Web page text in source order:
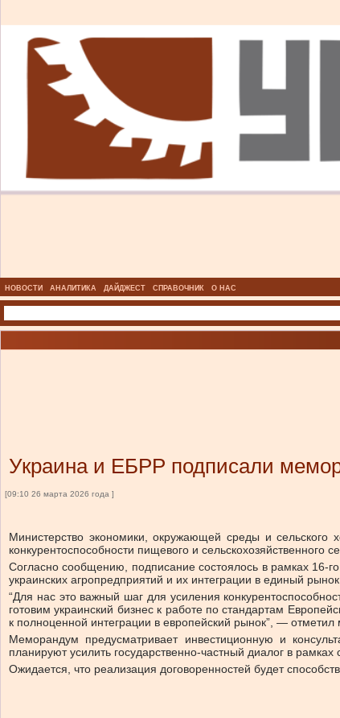
НОВОСТИ АНАЛИТИКА ДАЙДЖЕСТ СПРАВОЧНИК О НАС
Украина и ЕБРР подписали
[09:10 26 марта 2026 года ]
Министерство экономики, окружающей среды и
конкурентоспособности пищевого и сельскохозяйственного
Согласно сообщению, подписание состоялось в рамках 16-
украинских агропредприятий и их интеграции в единый
“Для нас это важный шаг для усиления
готовим украинский бизнес к работе по стандартам
к полноценной интеграции в европейский рынок”, —
Меморандум предусматривает инвестиционную и
планируют усилить государственно-частный диалог в
Ожидается, что реализация договоренностей будет